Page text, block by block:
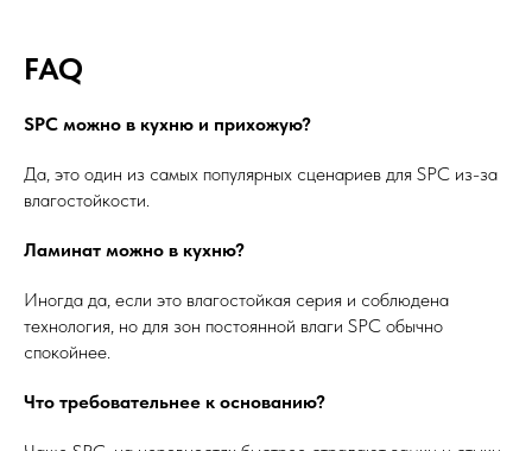
FAQ
SPC можно в кухню и прихожую?
Да, это один из самых популярных сценариев для SPC из-за
влагостойкости.
Ламинат можно в кухню?
Иногда да, если это влагостойкая серия и соблюдена
технология, но для зон постоянной влаги SPC обычно
спокойнее.
Что требовательнее к основанию?